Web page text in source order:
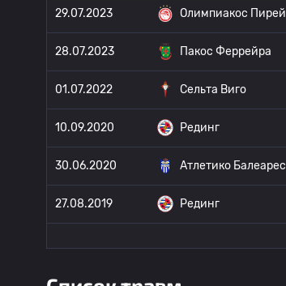
29.07.2023 Олимпиакос Пирей
28.07.2023 Пакос Феррейра
01.07.2022 Сельта Виго
10.09.2020 Рединг
30.06.2020 Атлетико Балеарес
27.08.2019 Рединг